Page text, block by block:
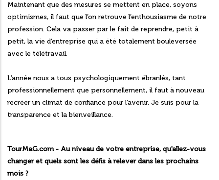
Maintenant que des mesures se mettent en place, soyons
optimismes, il faut que l’on retrouve l’enthousiasme de notre
profession. Cela va passer par le fait de reprendre, petit à
petit, la vie d’entreprise qui a été totalement bouleversée
avec le télétravail.
L’année nous a tous psychologiquement ébranlés, tant
professionnellement que personnellement, il faut à nouveau
recréer un climat de confiance pour l’avenir. Je suis pour la
transparence et la bienveillance.
TourMaG.com - Au niveau de votre entreprise, qu'allez-vous
changer et quels sont les défis à relever dans les prochains
mois ?